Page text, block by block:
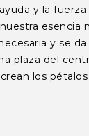
y la
esencia
y se
plaza del
crean los